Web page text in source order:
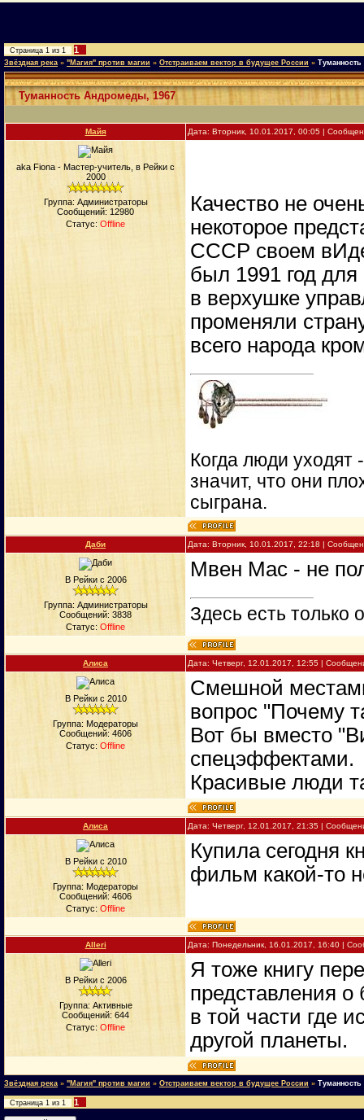
Страница 1 из 1 1
Звёздная река » "Магия" против магии » Отстраиваем вектор в будущее России »
Туманность Андромеды, 1967
Майя Дата: Вторник, 10.01.2017, 00:05 |
aka Fiona - Мастер-учитель, в Рейки с
2000
Группа: Администраторы
Сообщений: 12980
Статус: Offline
Качество не
некоторое
СССР своем
был 1991 год для
в верхушке
променяли
всего народа
Когда люди уходят
значит, что они
сыграна.
Даби Дата: Вторник, 10.01.2017, 22:18 |
В Рейки с 2006
Группа: Администраторы
Сообщений: 3838
Статус: Offline
Мвен Мас - не
Здесь есть только
Алиса Дата: Четверг, 12.01.2017, 12:55 |
В Рейки с 2010
Группа: Модераторы
Сообщений: 4606
Статус: Offline
Смешной
вопрос "Почему
Вот бы вместо
спецэффектами.
Красивые люди
Алиса Дата: Четверг, 12.01.2017, 21:35 |
В Рейки с 2010
Группа: Модераторы
Сообщений: 4606
Статус: Offline
Купила сегодня
фильм какой-то
Alleri Дата: Понедельник, 16.01.2017, 16:40 |
В Рейки с 2006
Группа: Активные
Сообщений: 644
Статус: Offline
Я тоже книгу
представления
в той части где
другой планеты.
Звёздная река » "Магия" против магии » Отстраиваем вектор в будущее России »
Страница 1 из 1 1